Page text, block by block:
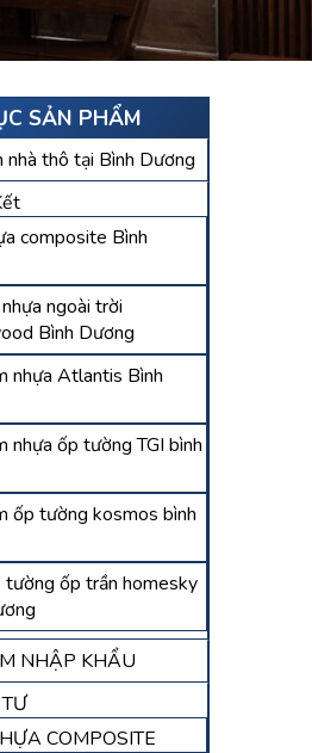
SẢN PHẨM
nhà thô tại Bình Dương
composite Bình
ngoài trời
Bình Dương
nhựa Atlantis Bình
nhựa ốp tường TGI bình
ốp tường kosmos bình
tường ốp trần homesky
NHẬP KHẨU
COMPOSITE